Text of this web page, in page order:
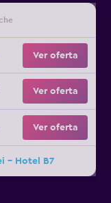
Ver oferta
Ver oferta
Ver oferta
- Hotel B7